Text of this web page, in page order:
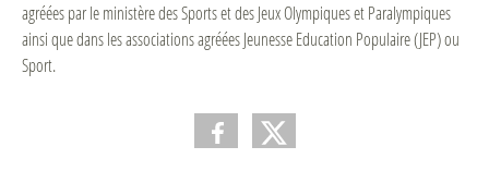
agréées par le ministère des Sports et des Jeux Olympiques et Paralympiques
ainsi que dans les associations agréées Jeunesse Education Populaire (JEP) ou
Sport.